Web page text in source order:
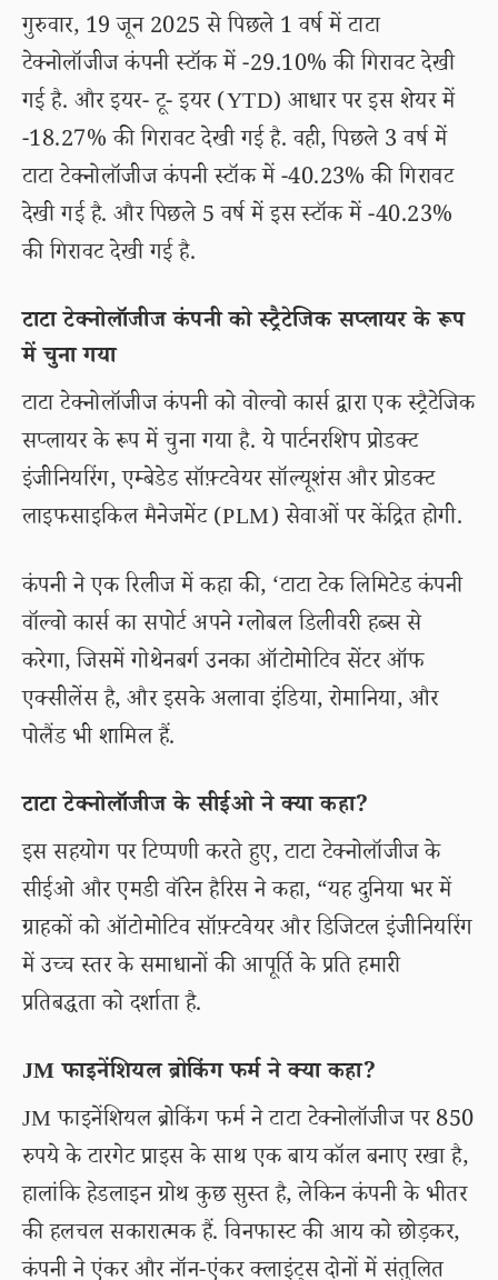
गुरुवार, 19 जून 2025 से पिछले 1 वर्ष में टाटा
टेक्नोलॉजीज कंपनी स्टॉक में -29.10% की गिरावट देखी
गई है. और इयर- टू- इयर (YTD) आधार पर इस शेयर में
-18.27% की गिरावट देखी गई है. वही, पिछले 3 वर्ष में
टाटा टेक्नोलॉजीज कंपनी स्टॉक में -40.23% की गिरावट
देखी गई है. और पिछले 5 वर्ष में इस स्टॉक में -40.23%
की गिरावट देखी गई है.
टाटा टेक्नोलॉजीज कंपनी को स्ट्रैटेजिक सप्लायर के रूप
में चुना गया
टाटा टेक्नोलॉजीज कंपनी को वोल्वो कार्स द्वारा एक स्ट्रैटेजिक
सप्लायर के रूप में चुना गया है. ये पार्टनरशिप प्रोडक्ट
इंजीनियरिंग, एम्बेडेड सॉफ़्टवेयर सॉल्यूशंस और प्रोडक्ट
लाइफसाइकिल मैनेजमेंट (PLM) सेवाओं पर केंद्रित होगी.
कंपनी ने एक रिलीज में कहा की, ‘टाटा टेक लिमिटेड कंपनी
वॉल्वो कार्स का सपोर्ट अपने ग्लोबल डिलीवरी हब्स से
करेगा, जिसमें गोथेनबर्ग उनका ऑटोमोटिव सेंटर ऑफ
एक्सीलेंस है, और इसके अलावा इंडिया, रोमानिया, और
पोलैंड भी शामिल हैं.
टाटा टेक्नोलॉजीज के सीईओ ने क्या कहा?
इस सहयोग पर टिप्पणी करते हुए, टाटा टेक्नोलॉजीज के
सीईओ और एमडी वॉरेन हैरिस ने कहा, “यह दुनिया भर में
ग्राहकों को ऑटोमोटिव सॉफ़्टवेयर और डिजिटल इंजीनियरिंग
में उच्च स्तर के समाधानों की आपूर्ति के प्रति हमारी
प्रतिबद्धता को दर्शाता है.
JM फाइनेंशियल ब्रोकिंग फर्म ने क्या कहा?
JM फाइनेंशियल ब्रोकिंग फर्म ने टाटा टेक्नोलॉजीज पर 850
रुपये के टारगेट प्राइस के साथ एक बाय कॉल बनाए रखा है,
हालांकि हेडलाइन ग्रोथ कुछ सुस्त है, लेकिन कंपनी के भीतर
की हलचल सकारात्मक हैं. विनफास्ट की आय को छोड़कर,